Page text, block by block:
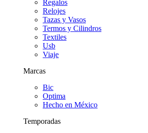
Regalos
Relojes
Tazas y Vasos
Termos y Cilindros
Textiles
Usb
Viaje
Marcas
Bic
Optima
Hecho en México
Temporadas